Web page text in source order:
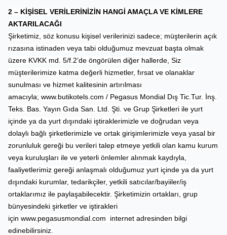
2 – KİŞİSEL VERİLERİNİZİN HANGİ AMAÇLA VE KİMLERE
AKTARILACAĞI
Şirketimiz, söz konusu kişisel verilerinizi sadece; müşterilerin açık
rızasına istinaden veya tabi olduğumuz mevzuat başta olmak
üzere KVKK md. 5/f.2’de öngörülen diğer hallerde, Siz
müşterilerimize katma değerli hizmetler, fırsat ve olanaklar
sunulması ve hizmet kalitesinin artırılması
amacıyla; www.butikotels.com / Pegasus Mondial Dış Tic.Tur. İnş.
Teks. Bas. Yayın Gıda San. Ltd. Şti. ve Grup Şirketleri ile yurt
içinde ya da yurt dışındaki iştiraklerimizle ve doğrudan veya
dolaylı bağlı şirketlerimizle ve ortak girişimlerimizle veya yasal bir
zorunluluk gereği bu verileri talep etmeye yetkili olan kamu kurum
veya kuruluşları ile ve yeterli önlemler alınmak kaydıyla,
faaliyetlerimiz gereği anlaşmalı olduğumuz yurt içinde ya da yurt
dışındaki kurumlar, tedarikçiler, yetkili satıcılar/bayiiler/iş
ortaklarımız ile paylaşabilecektir. Şirketimizin ortakları, grup
bünyesindeki şirketler ve iştirakleri
için www.pegasusmondial.com internet adresinden bilgi
edinebilirsiniz.